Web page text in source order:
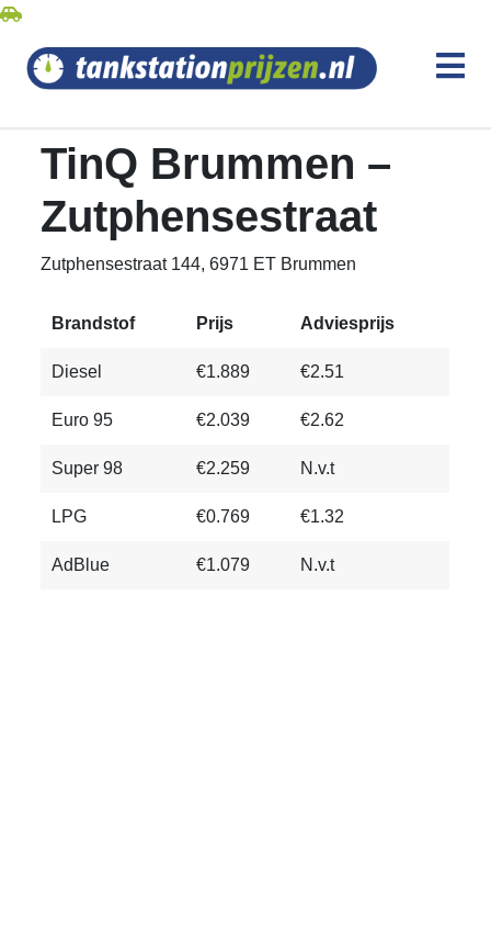
TinQ Brummen –
Zutphensestraat
Zutphensestraat 144, 6971 ET Brummen
Brandstof Prijs Adviesprijs
Diesel €1.889 €2.51
Euro 95 €2.039 €2.62
Super 98 €2.259 N.v.t
LPG €0.769 €1.32
AdBlue €1.079 N.v.t